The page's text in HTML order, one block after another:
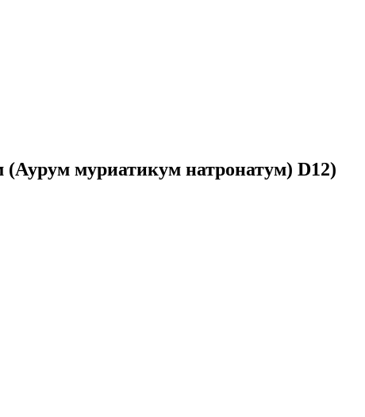
муриатикум натронатум) D12)